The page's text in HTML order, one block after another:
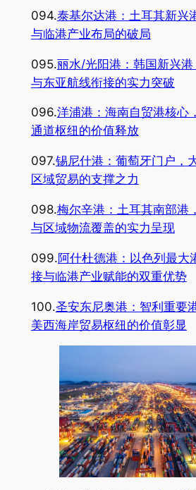
094.泰基尔达港：土耳其新兴
与临港产业布局的破局
095.丽水/光阳港：韩国新兴
与东亚航线衔接的实力突破
096.洋浦港：海南自贸港核心
通道枢纽的价值释放
097.锡尼什港：葡萄牙门户，
区域贸易的支撑之力
098.梅尔辛港：土耳其南部港
与区域物流覆盖的实力呈现
099.阿什杜德港：以色列最大
接与临港产业赋能的双重优势
100.圣安东尼奥港：智利重要
美西海岸贸易枢纽的价值彰显